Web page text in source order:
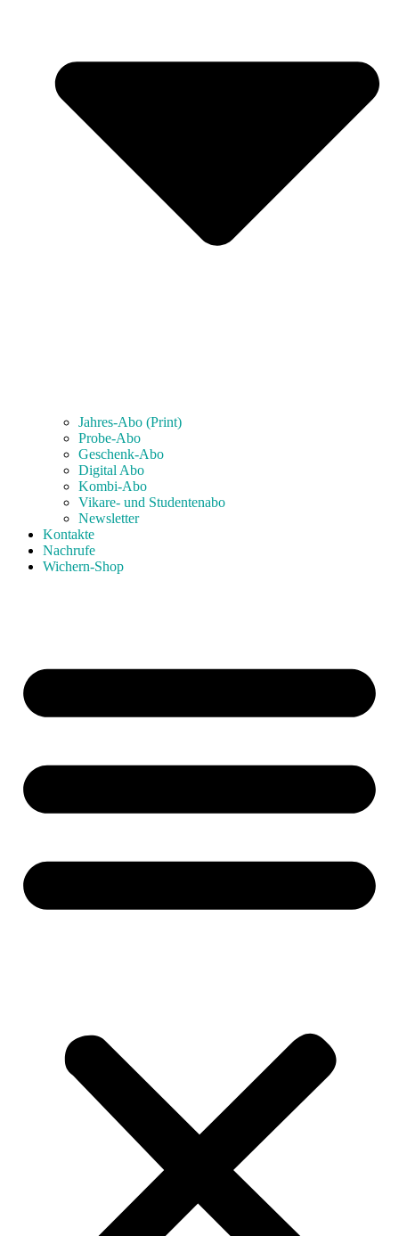
Jahres-Abo (Print)
Probe-Abo
Geschenk-Abo
Digital Abo
Kombi-Abo
Vikare- und Studentenabo
Newsletter
Kontakte
Nachrufe
Wichern-Shop